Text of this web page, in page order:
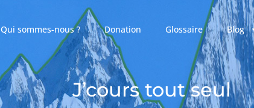
Qui sommes-nous ? Donation Glossaire Blog
J’cours tout seul